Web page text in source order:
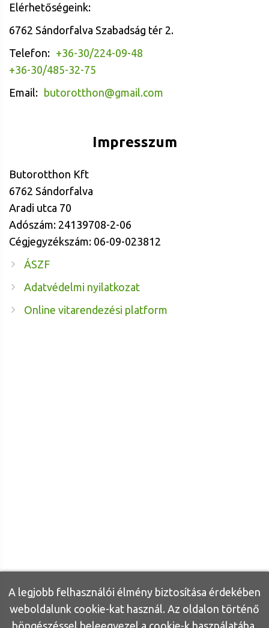
Elérhetőségeink:
6762 Sándorfalva Szabadság tér 2.
Telefon: +36-30/224-09-48
+36-30/485-32-75
Email: butorotthon@gmail.com
Impresszum
Butorotthon Kft
6762 Sándorfalva
Aradi utca 70
Adószám: 24139708-2-06
Cégjegyzékszám: 06-09-023812
ÁSZF
Adatvédelmi nyilatkozat
Online vitarendezési platform
A legjobb felhasználói élmény biztosítása érdekében
weboldalunk cookie-kat használ. Az oldalon történő
böngészéssel beleegyezel a cookie-k használatába.